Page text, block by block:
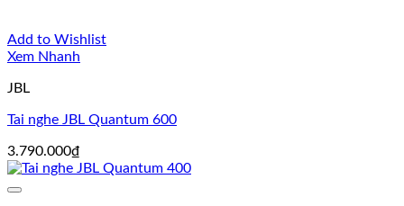
Add to Wishlist
Xem Nhanh
JBL
Tai nghe JBL Quantum 600
3.790.000₫